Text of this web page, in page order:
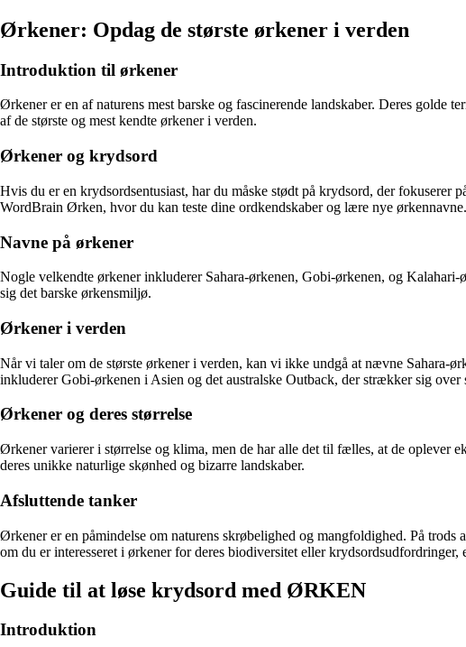
Ørkener: Opdag de største ørkener i verden
Introduktion til ørkener
Ørkener er en af naturens mest barske og fascinerende landskaber. Deres golde
af de største og mest kendte ørkener i verden.
Ørkener og krydsord
Hvis du er en krydsordsentusiast, har du måske stødt på krydsord, der
WordBrain Ørken, hvor du kan teste dine ordkendskaber og lære nye ørkennavne.
Navne på ørkener
Nogle velkendte ørkener inkluderer Sahara-ørkenen, Gobi-ørkenen, og
sig det barske ørkensmiljø.
Ørkener i verden
Når vi taler om de største ørkener i verden, kan vi ikke undgå at nævne Sahara-
inkluderer Gobi-ørkenen i Asien og det australske Outback, der strækker sig over
Ørkener og deres størrelse
Ørkener varierer i størrelse og klima, men de har alle det til fælles, at de oplever
deres unikke naturlige skønhed og bizarre landskaber.
Afsluttende tanker
Ørkener er en påmindelse om naturens skrøbelighed og mangfoldighed. På
om du er interesseret i ørkener for deres biodiversitet eller
Guide til at løse krydsord med ØRKEN
Introduktion